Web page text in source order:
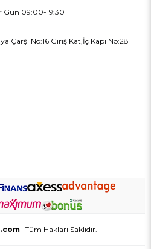
Gün 09:00-19:30
Çarşı No:16 Giriş Kat,İç Kapı No:28
- Tüm Hakları Saklıdır.